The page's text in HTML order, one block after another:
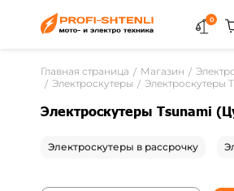
0
Главная страница Магазин
Электроскутеры
Электроскутеры
Электроскутеры Tsunami
Электроскутеры в рассрочку